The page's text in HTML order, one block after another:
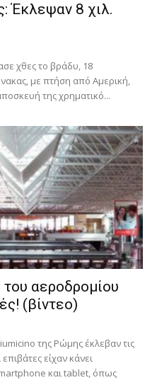
Έκλεψαν 8 χιλ.
χθες το βράδυ, 18
με πτήση από Αμερική,
της χρηματικό...
αεροδρομίου
(βίντεο)
της Ρώμης έκλεβαν τις
είχαν κάνει
και tablet, όπως